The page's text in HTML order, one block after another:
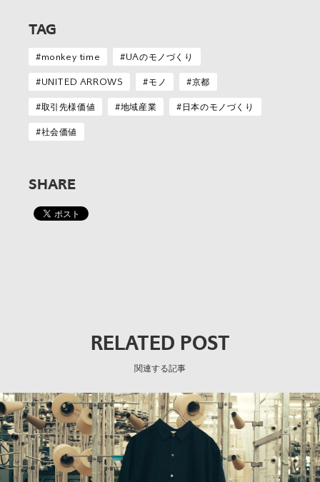
TAG
monkey time UAのモノづくり
UNITED ARROWS モノ 京都
取引先様価値 地域産業 日本のモノづくり
社会価値
SHARE
RELATED POST
関連する記事